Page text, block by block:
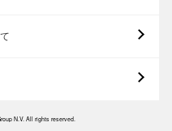
N.V. All rights reserved.